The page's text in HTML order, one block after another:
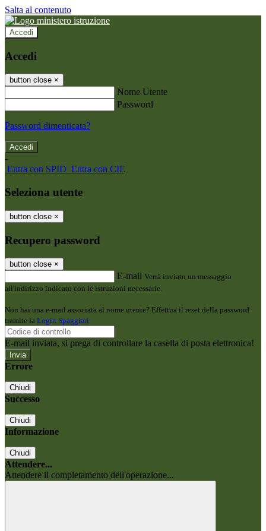
Salta al contenuto
Accedi
Accedi
button close ×
Nome Utente
Password
Password dimenticata?
-
Entra con SPID Entra con CIE
Seleziona utente
button close ×
Recupero password
button close ×
E-mail Verrà inviato un messaggio
all'indirizzo indicato con le istruzioni necessarie.
Non hai una e-mail associata al nome utente? Effettua il reset della password
tramite la Login Spaggiari
E-mail inviata, si prega di controllare la casella di posta elettronica!
Errore
Chiudi
Successo
Chiudi
Informazione
Chiudi
Attendere...
Attendere il completamento dell'operazione...